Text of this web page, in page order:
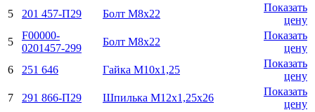
5
201 457-П29 Болт М8х22
Показать
цену
5
F00000-
0201457-299
Болт М8х22
Показать
цену
6
251 646 Гайка М10х1,25
Показать
цену
7
291 866-П29 Шпилька М12х1,25х26
Показать
цену